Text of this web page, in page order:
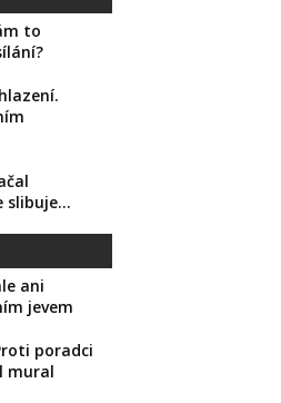
to
slibuje…
ani
jevem
poradci
mural